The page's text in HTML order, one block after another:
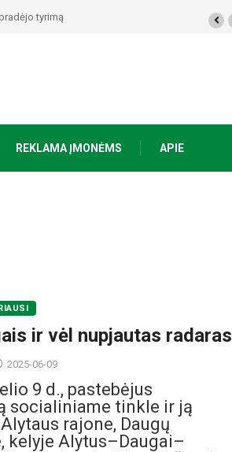
tyrimą
REKLAMA ĮMONĖMS APIE
ir vėl nupjautas radaras
2025-06-09
9 d., pastebėjus
socialiniame tinkle ir ją
rajone, Daugų
kelyje Alytus–Daugai–